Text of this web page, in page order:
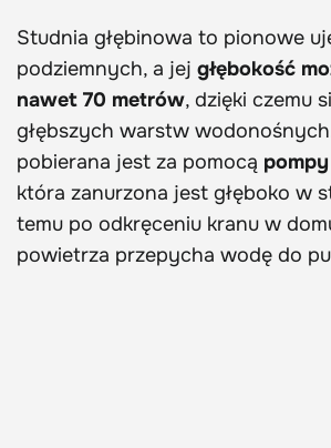
Studnia głębinowa to pionowe
podziemnych, a jej głębokość
nawet 70 metrów, dzięki czemu
głębszych warstw
pobierana jest za pomocą
która zanurzona jest głęboko w
temu po odkręceniu kranu w
powietrza przepycha wodę do